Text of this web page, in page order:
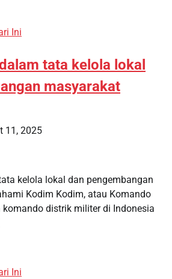
Ini
tata kelola lokal
masyarakat
11, 2025
kelola lokal dan pengembangan
Kodim Kodim, atau Komando
komando distrik militer di Indonesia
Ini